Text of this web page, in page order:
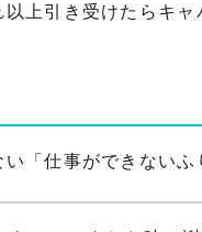
上引き受けたらキ
「仕事ができない